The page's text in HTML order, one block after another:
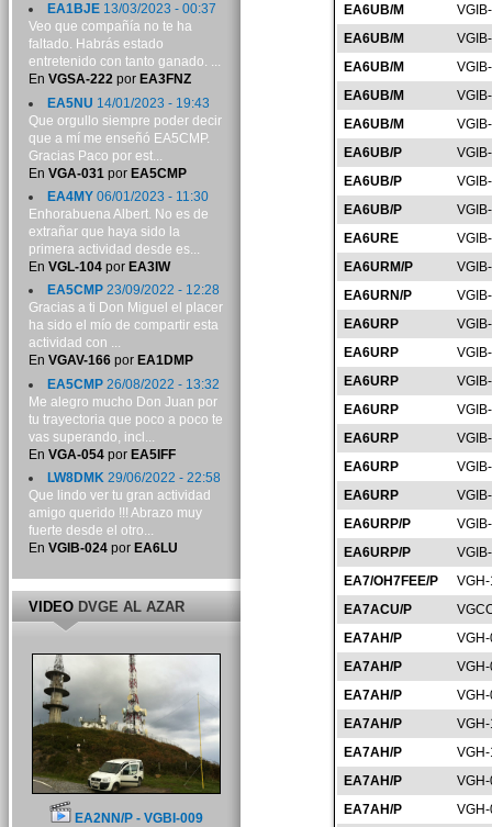
EA6UB/M
EA6UB/M
EA6UB/M
EA6UB/M
EA6UB/M
EA6UB/P
EA6UB/P
EA6UB/P
EA6URE
EA6URM/P
EA6URN/P
EA6URP
EA6URP
EA6URP
EA6URP
EA6URP
EA6URP
EA6URP
EA6URP/P
EA6URP/P
EA7/OH7FEE/P
VGH-
EA7ACU/P
EA7AH/P
EA7AH/P
EA7AH/P
EA7AH/P
EA7AH/P
EA7AH/P
EA7AH/P
EA1BJE13/03/2023 - 00:37
Veo que compañía no te ha
faltado. Habrás estado
entretenido con tanto ganado. ...
En VGSA-222por EA3FNZ
EA5NU 14/01/2023 - 19:43
Que orgullo siempre poder decir
que a mí me enseñó EA5CMP.
Gracias Paco por est...
En VGA-031 por EA5CMP
EA4MY06/01/2023 - 11:30
Enhorabuena Albert. No es de
extrañar que haya sido la
primera actividad desde es...
En VGL-104por EA3IW
EA5CMP23/09/2022 - 12:28
Gracias a ti Don Miguel el placer
ha sido el mío de compartir esta
actividad con ...
En VGAV-166por EA1DMP
EA5CMP26/08/2022 - 13:32
Me alegro mucho Don Juan por
tu trayectoria que poco a poco te
vas superando, incl...
En VGA-054por EA5IFF
LW8DMK29/06/2022 - 22:58
Que lindo ver tu gran actividad
amigo querido !!! Abrazo muy
fuerte desde el otro...
En VGIB-024por EA6LU
VIDEODVGE AL AZAR
EA2NN/P - VGBI-009